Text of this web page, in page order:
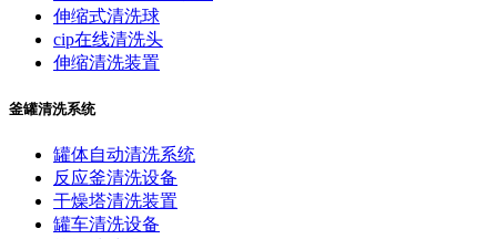
伸缩式清洗球
cip在线清洗头
伸缩清洗装置
釜罐清洗系统
罐体自动清洗系统
反应釜清洗设备
干燥塔清洗装置
罐车清洗设备